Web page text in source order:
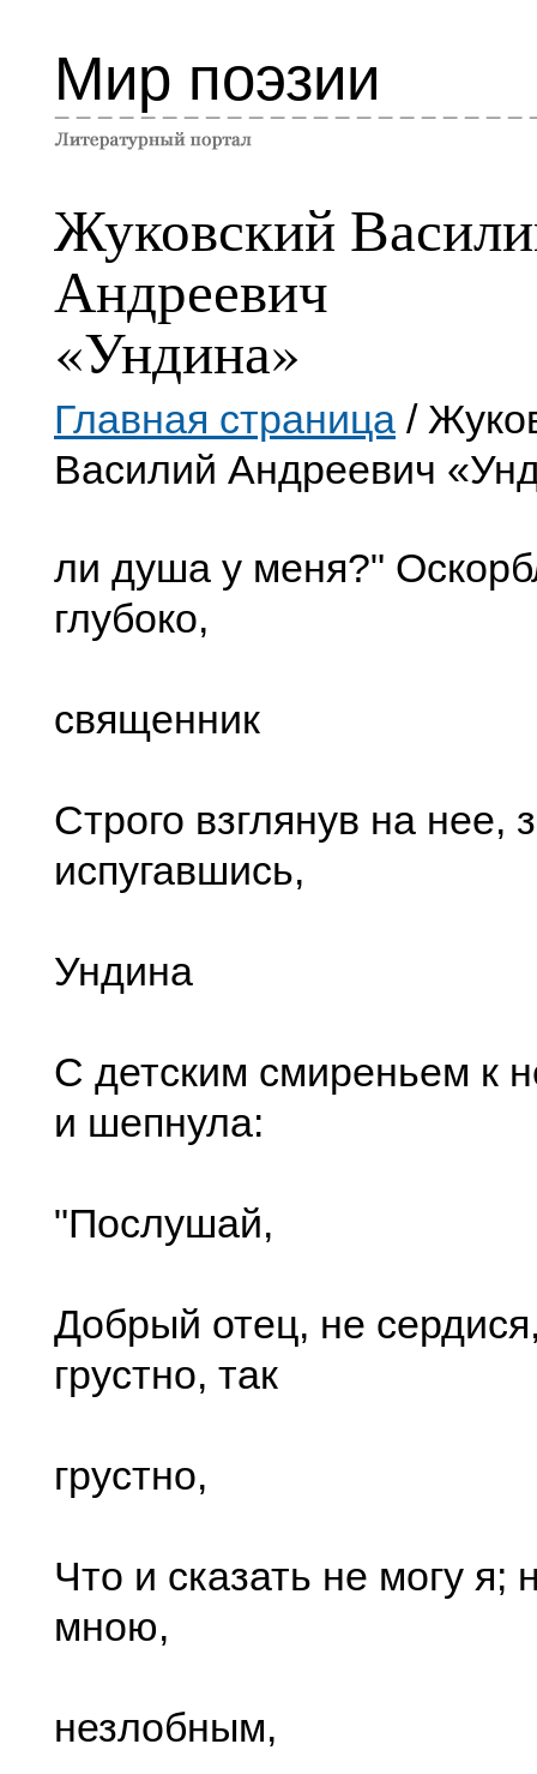
Мир поэзии
Жуковский
Андреевич
«Ундина»
Главная страница /
Василий Андреевич
ли душа у меня?"
глубоко,
священник
Строго взглянув на нее,
испугавшись,
Ундина
С детским смиреньем к
и шепнула:
"Послушай,
Добрый отец, не
грустно, так
грустно,
Что и сказать не могу я;
мною,
незлобным,